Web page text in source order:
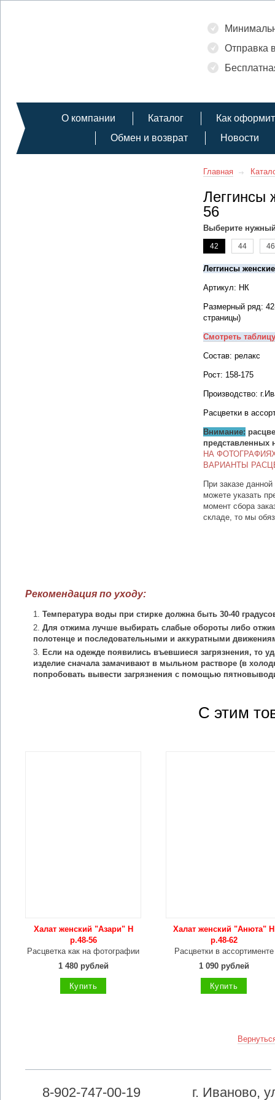
Отправка
О компании Каталог
Как
Обмен и возврат
Новости
Главная
Леггинсы
56
Выберите
42 44 46
Леггинсы
Артикул: НК
Размерный ряд:
страницы)
Смотреть
Состав: релакс
Рост: 158-175
Производство:
Расцветки в
Внимание:
представленных
НА
ВАРИАНТЫ
При заказе
можете указать
момент сбора
складе, то мы
Рекомендация по уходу:
Температура воды при стирке должна быть 30-40
Для отжима лучше выбирать слабые обороты либо
полотенце и последовательными и аккуратными
Если на одежде появились въевшиеся загрязнения, то
изделие сначала замачивают в мыльном растворе (в
попробовать вывести загрязнения с помощью
С этим
Халат женский "Азари" Н
р.48-56
Расцветка как на фотографии
1 480 рублей
Купить
Халат женский "Анюта" Н
р.48-62
Расцветки в ассортименте
1 090 рублей
Купить
8-902-747-00-19 г. Иваново,